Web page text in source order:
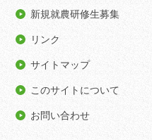
新規就農研修生募集
リンク
サイトマップ
このサイトについて
お問い合わせ